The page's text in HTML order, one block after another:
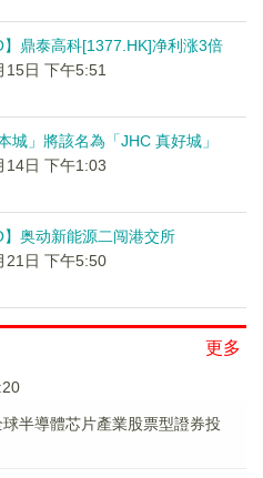
】鼎泰高科[1377.HK]净利涨3倍
15日 下午5:51
城」將該名為「JHC 真好城」
14日 下午1:03
】奥动新能源二闯港交所
21日 下午5:50
更多
球半導體芯片產業股票型證券投